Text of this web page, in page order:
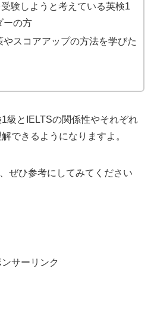
受験しようと考えている英検1
ーの方
やスコアアップの方法を学びた
級とIELTSの関係性やそれぞれ
できるようになりますよ。
ぜひ参考にしてみてください
ンサーリンク